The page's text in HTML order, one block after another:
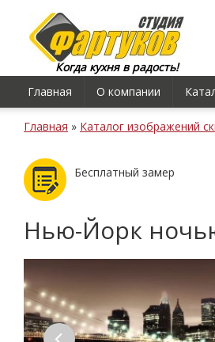
Когда кухня в радость!
Главная О компании
Главная » Каталог изображений
Бесплатный замер
Нью-Йорк